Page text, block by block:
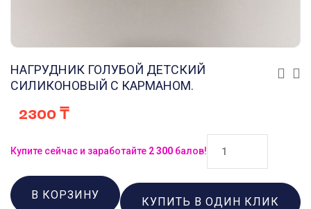
НАГРУДНИК ГОЛУБОЙ ДЕТСКИЙ
СИЛИКОНОВЫЙ С КАРМАНОМ.
2300₸
Купите сейчас и заработайте 2 300 балов!
В КОРЗИНУ
КУПИТЬ В ОДИН КЛИК